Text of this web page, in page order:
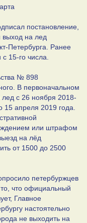
постановление,
выход на лед
Петербурга. Ранее
15-го числа.
№ 898
В первоначальном
с 26 ноября 2018-
15 апреля 2019 года.
или штрафом
на лёд
от 1500 до 2500
петербуржцев
что официальный
Главное
настоятельно
не выходить на